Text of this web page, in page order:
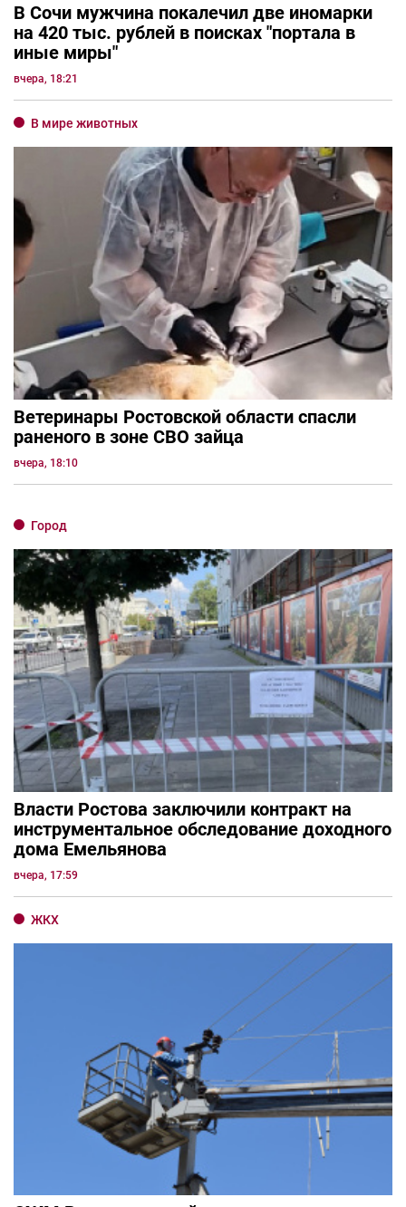
В Сочи мужчина покалечил две иномарки
на 420 тыс. рублей в поисках "портала в
иные миры"
вчера, 18:21
В мире животных
Ветеринары Ростовской области спасли
раненого в зоне СВО зайца
вчера, 18:10
Город
Власти Ростова заключили контракт на
инструментальное обследование доходного
дома Емельянова
вчера, 17:59
ЖКХ